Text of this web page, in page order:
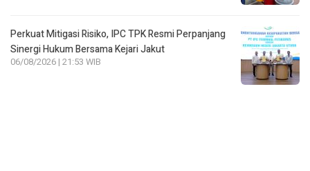
Perkuat Mitigasi Risiko, IPC TPK Resmi Perpanjang
Sinergi Hukum Bersama Kejari Jakut
06/08/2026 | 21:53 WIB